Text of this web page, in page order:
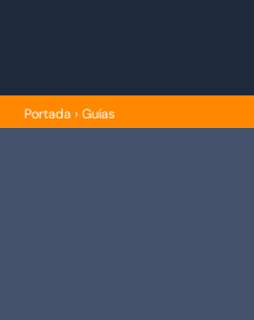
Portada › Guías